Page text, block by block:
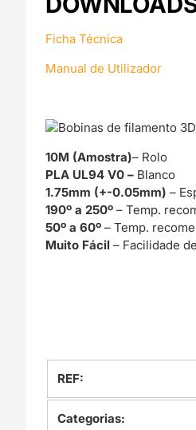
Ficha Técnica
Manual de Utilizador
10M (Amostra)– Rolo
PLA UL94 V0 – Blanco
1.75mm (+-0.05mm) –
190º a 250º – Temp.
50º a 60º – Temp.
Muito Fácil– Facilidade
REF:
Categorias: